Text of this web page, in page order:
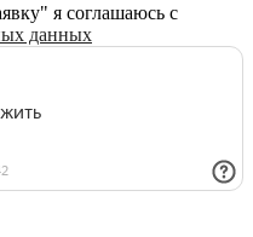
я соглашаюсь с
данных